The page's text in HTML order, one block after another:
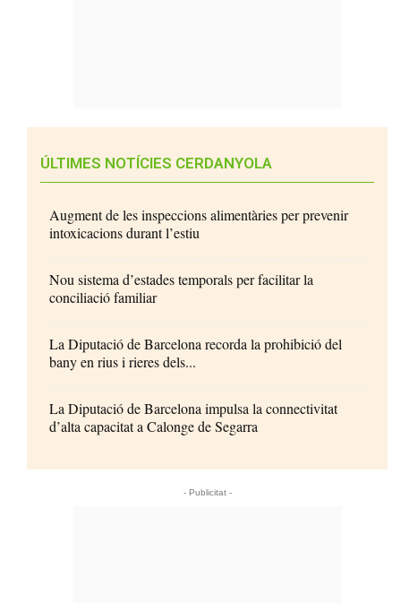
ÚLTIMES NOTÍCIES CERDANYOLA
Augment de les inspeccions alimentàries per prevenir
intoxicacions durant l’estiu
Nou sistema d’estades temporals per facilitar la
conciliació familiar
La Diputació de Barcelona recorda la prohibició del
bany en rius i rieres dels...
La Diputació de Barcelona impulsa la connectivitat
d’alta capacitat a Calonge de Segarra
- Publicitat -